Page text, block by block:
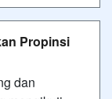
Propinsi
dan